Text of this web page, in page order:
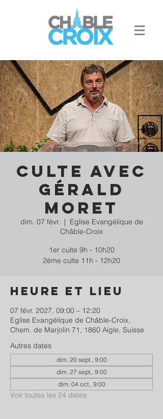
Culte avec
Gérald
Moret
dim. 07 févr.
  |
Eglise Evangélique de
Châble-Croix
1er culte 9h - 10h20
2ème culte 11h - 12h20
Heure et lieu
07 févr. 2027, 09:00 – 12:20
Eglise Evangélique de Châble-Croix,
Chem. de Marjolin 71, 1860 Aigle, Suisse
Autres dates
dim. 20 sept., 9:00
dim. 27 sept., 9:00
dim. 04 oct., 9:00
Voir toutes les 24 dates